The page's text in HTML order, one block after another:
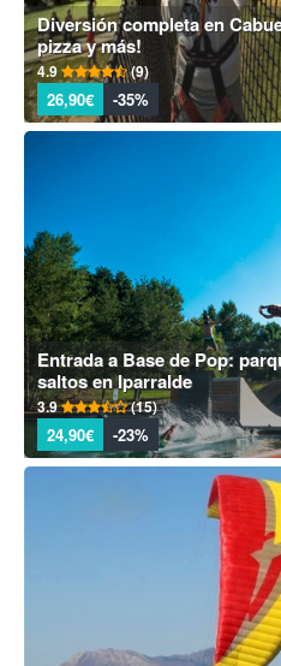
Diversión completa en
pizza y más!
4.9 (9)
26,90€ -35%
Entrada a Base de Pop:
saltos en Iparralde
3.9 (15)
24,90€ -23%